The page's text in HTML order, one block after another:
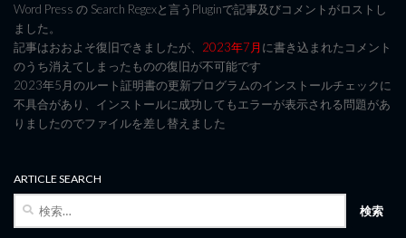
Word Press の Search Regexと言うPluginで記事及びコメントがロストし
ました。
記事はおおよそ復旧できましたが、 2023年7月に書き込まれたコメント
のうち消えてしまったものの復旧が不可能です
2023年5月のルート証明書の更新プログラムのインストールチェックに
不具合があり、インストールに成功してもエラーが表示される問題があ
りましたのでファイルを差し替えました
ARTICLE SEARCH